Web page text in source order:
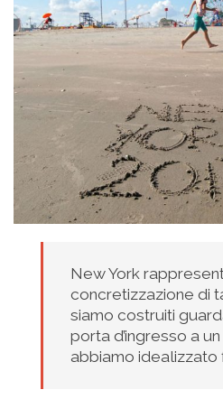
New York
concretizzazione di
siamo costruiti
porta d’ingresso a
abbiamo idealizzato